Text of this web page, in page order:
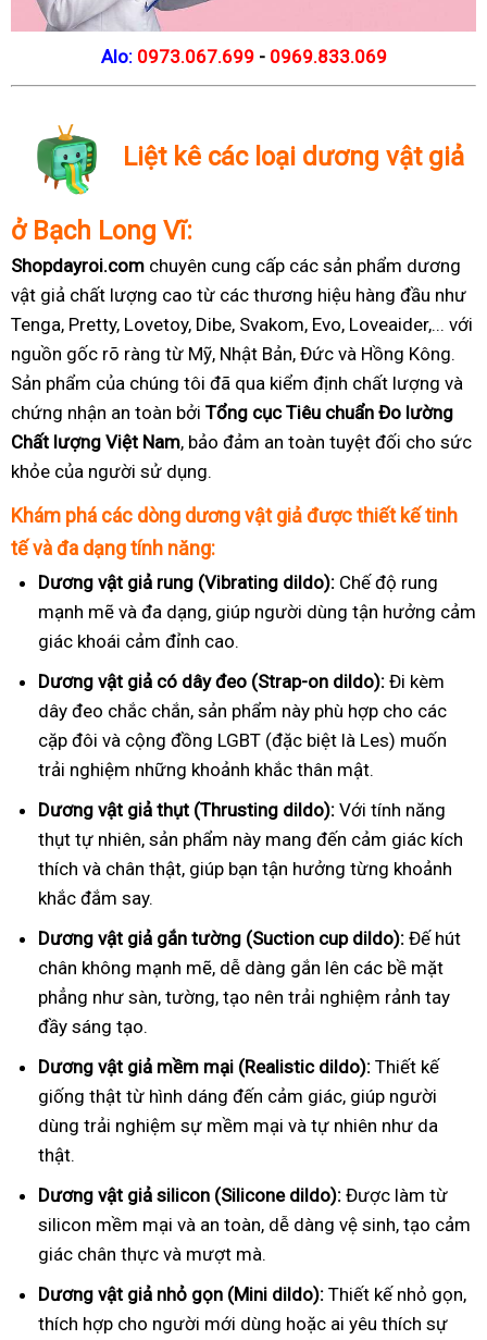
Alo: 0973.067.699 - 0969.833.069
Liệt kê các loại dương vật giả
ở Bạch Long Vĩ:
Shopdayroi.com chuyên cung cấp các sản phẩm dương
vật giả chất lượng cao từ các thương hiệu hàng đầu như
Tenga, Pretty, Lovetoy, Dibe, Svakom, Evo, Loveaider,... với
nguồn gốc rõ ràng từ Mỹ, Nhật Bản, Đức và Hồng Kông.
Sản phẩm của chúng tôi đã qua kiểm định chất lượng và
chứng nhận an toàn bởi Tổng cục Tiêu chuẩn Đo lường
Chất lượng Việt Nam, bảo đảm an toàn tuyệt đối cho sức
khỏe của người sử dụng.
Khám phá các dòng dương vật giả được thiết kế tinh
tế và đa dạng tính năng:
Dương vật giả rung (Vibrating dildo): Chế độ rung
mạnh mẽ và đa dạng, giúp người dùng tận hưởng cảm
giác khoái cảm đỉnh cao.
Dương vật giả có dây đeo (Strap-on dildo): Đi kèm
dây đeo chắc chắn, sản phẩm này phù hợp cho các
cặp đôi và cộng đồng LGBT (đặc biệt là Les) muốn
trải nghiệm những khoảnh khắc thân mật.
Dương vật giả thụt (Thrusting dildo): Với tính năng
thụt tự nhiên, sản phẩm này mang đến cảm giác kích
thích và chân thật, giúp bạn tận hưởng từng khoảnh
khắc đắm say.
Dương vật giả gắn tường (Suction cup dildo): Đế hút
chân không mạnh mẽ, dễ dàng gắn lên các bề mặt
phẳng như sàn, tường, tạo nên trải nghiệm rảnh tay
đầy sáng tạo.
Dương vật giả mềm mại (Realistic dildo): Thiết kế
giống thật từ hình dáng đến cảm giác, giúp người
dùng trải nghiệm sự mềm mại và tự nhiên như da
thật.
Dương vật giả silicon (Silicone dildo): Được làm từ
silicon mềm mại và an toàn, dễ dàng vệ sinh, tạo cảm
giác chân thực và mượt mà.
Dương vật giả nhỏ gọn (Mini dildo): Thiết kế nhỏ gọn,
thích hợp cho người mới dùng hoặc ai yêu thích sự